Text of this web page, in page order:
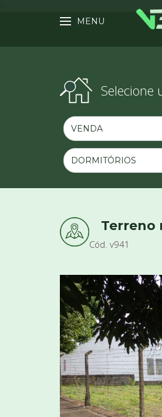
MENU
Selecione
VENDA
DORMITÓRIOS
Terreno
Cód. v941